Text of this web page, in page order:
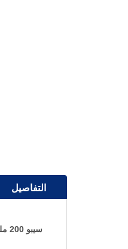
التفاصيل
سيبو 200 ملجم